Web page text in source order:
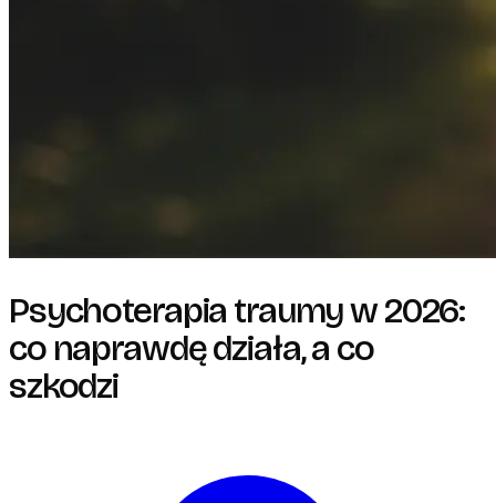
Psychoterapia traumy w 2026:
co naprawdę działa, a co
szkodzi